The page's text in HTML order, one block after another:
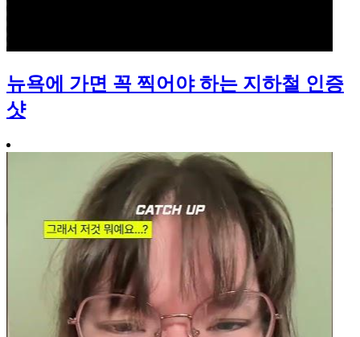
뉴욕에 가면 꼭 찍어야 하는 지하철 인증
샷